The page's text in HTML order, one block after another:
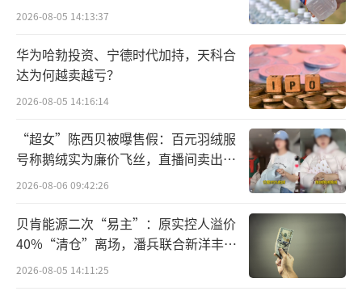
东吴证券研报预计，全球锂一次电池市场
规模将保持逐年增长，预计2028年市场规模将
达到38.4亿美元，2021年至2028年复合年均增
长率为7%。
2026-08-05 14:13:37
华为哈勃投资、宁德时代加持，天科合
达为何越卖越亏？
2026-08-05 14:16:14
“超女”陈西贝被曝售假：百元羽绒服
号称鹅绒实为廉价飞丝，直播间卖出超
百万元
2026-08-06 09:42:26
贝肯能源二次“易主”：原实控人溢价
40%“清仓”离场，潘兵联合新洋丰、
宏科百世拟入主
2026-08-05 14:11:25